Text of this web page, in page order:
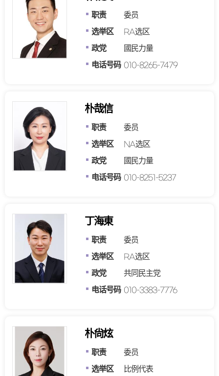
职责 委员
选举区 RA选区
政党 國民力量
电话号码 010-8265-7479
朴哉信
职责 委员
选举区 NA选区
政党 國民力量
电话号码 010-8251-5237
丁海東
职责 委员
选举区 RA选区
政党 共同民主党
电话号码 010-3383-7776
朴尙炫
职责 委员
选举区 比例代表